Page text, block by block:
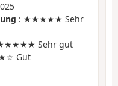
: ★★★★★ Sehr
Sehr gut
Gut